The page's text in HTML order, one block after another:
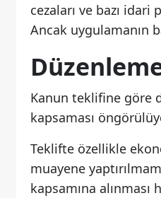
cezaları ve bazı
Ancak uygulamanın
Kanun teklifine göre
kapsaması
Teklifte özellikle
muayene
kapsamına alınması